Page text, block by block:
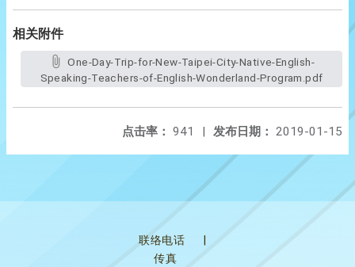
相关附件
One-Day-Trip-for-New-Taipei-City-Native-English-
Speaking-Teachers-of-English-Wonderland-Program.pdf
发布日期： 2019-01-15
点击率： 941 |
联络电话
传真